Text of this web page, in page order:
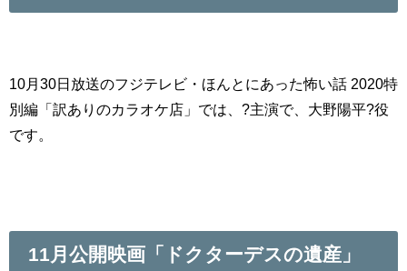
10月30日放送のフジテレビ・ほんとにあった怖い話 2020特
別編「訳ありのカラオケ店」では、?主演で、大野陽平?役
です。
11月公開映画「ドクターデスの遺産」